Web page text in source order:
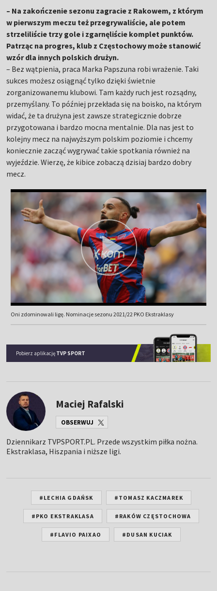
– Na zakończenie sezonu zagracie z Rakowem, z którym
w pierwszym meczu też przegrywaliście, ale potem
strzeliliście trzy gole i zgarnęliście komplet punktów.
Patrząc na progres, klub z Częstochowy może stanowić
wzór dla innych polskich drużyn.
– Bez wątpienia, praca Marka Papszuna robi wrażenie. Taki
sukces możesz osiągnąć tylko dzięki świetnie
zorganizowanemu klubowi. Tam każdy ruch jest rozsądny,
przemyślany. To później przekłada się na boisko, na którym
widać, że ta drużyna jest zawsze strategicznie dobrze
przygotowana i bardzo mocna mentalnie. Dla nas jest to
kolejny mecz na najwyższym polskim poziomie i chcemy
koniecznie zacząć wygrywać takie spotkania również na
wyjeździe. Wierzę, że kibice zobaczą dzisiaj bardzo dobry
mecz.
Oni zdominowali ligę. Nominacje sezonu 2021/22 PKO Ekstraklasy
Pobierz aplikację TVP SPORT
Maciej Rafalski
OBSERWUJ
Dziennikarz TVPSPORT.PL. Przede wszystkim piłka nożna.
Ekstraklasa, Hiszpania i niższe ligi.
#LECHIA GDAŃSK #TOMASZ KACZMAREK
#PKO EKSTRAKLASA #RAKÓW CZĘSTOCHOWA
#FLAVIO PAIXAO #DUSAN KUCIAK